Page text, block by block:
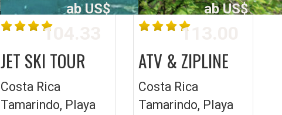
ab US$
104.33
JET SKI TOUR
Costa Rica
Tamarindo, Playa
ab US$
113.00
ATV & ZIPLINE
Costa Rica
Tamarindo, Playa